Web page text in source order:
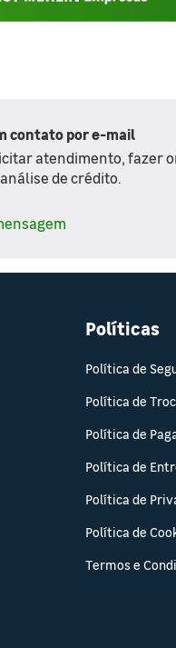
contato por e-mail
atendimento, fazer
de crédito.
Políticas
Política de
Política de
Política de
Política de
Política de
Política de
Termos e